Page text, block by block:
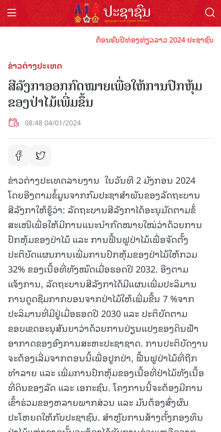
ຕ້ອນຮັບປີທ່ອງທ່ຽວລາວ 2024 ປະຊາຊົນ
ຂ່າວຕ່າງປະເທດ
ສີລັງກາອອກກົດໝາຍເພື່ອໃຫ້ການປົກຫຸ້ມ
ຂອງປ່າໄມ້ເພີ່ມຂຶ້ນ
08:48 04/01/2024
ຂ່າວຕ່າງປະເທດລາຍງານ ໃນວັນທີ 2 ມັງກອນ 2024
ໂດຍອີງຕາມຂໍ້ມູນຈາກກົມປະຊາສຳພັນຂອງລັດຖະບານ
ສີລັງກາໃຫ້ຮູ້ວ່າ: ລັດຖະບານສີລັງກາໄດ້ອະນຸມັດຕາມຂ້ໍ
ສະເໜີເພື່ອໃຫ້ມີການແນະນຳກົດໝາຍໃໝ່ວ່າດ້ວຍການ
ປົກຫຸ້ມຂອງປ່າໄມ້ ແລະ ການຟື້ນຟູປ່າໄມ້ເພື່ອຈັດຕັ້ງ
ປະຕິບັດແຜນການເພີ່ມການປົກຫຸ້ມຂອງປ່າໄມ້ໃຫ້ກວມ
32% ຂອງເນື້ອທີ່ທັງໝົດເມື່ອຮອດປີ 2032. ອີງຕາມ
ແຈ້ງການ, ລັດຖະບານສີລັງກາໄດ້ມີແຜນເພີ່ມປະລິມານ
ການດູດຊືມກາກບອນຈາກປ່າໄມ້ໃຫ້ເພີ່ມຂື້ນ 7 %ຈາກ
ປະລິມານທີ່ມີຢູ່ເມື່ອຮອດປີ 2030 ແລະ ປະຕິບັດຕາມ
ຂອບເຂດອະນຸສັນຍາວ່າດ້ວຍການປ່ຽນແປງຂອງດິນຟ້າ
ອາກາດຂອງອົງການສະຫະປະຊາຊາດ. ການປະຕິບັດງານ
ຈະຕ້ອງເລີ່ມຈາກຕອນນີ້ເພື່ອປູກປ່າ, ຟື້ນຟູປ່າໄມ້ທີ່ຖືກ
ທຳລາຍ ແລະ ເພີ່ມການປົກຫຸ້ມຂອງເນື້ອທີ່ປ່າໄມ້ທັງເນື້ອ
ທີ່ດິນຂອງລັດ ແລະ ເອກະຊົນ. ໂຄງການນີ້ຈະຕ້ອງມີການ
ເຂົ້າຮ່ວມຂອງຫລາຍພາກສ່ວນ ແລະ ມັນຕ້ອງສົ່ງຜົນ
ປະໂຫຍດໃຫ້ກັບປະຊາຊົນ. ສຳຫຼັບການສ້າງຕັ້ງກອງທຶນ